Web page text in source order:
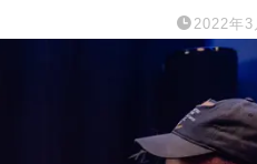
2022年3